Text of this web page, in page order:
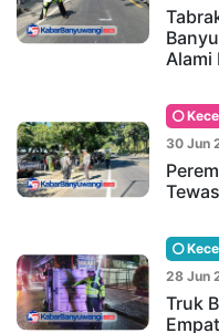
Alami
30 Jun
28 Jun
Truk